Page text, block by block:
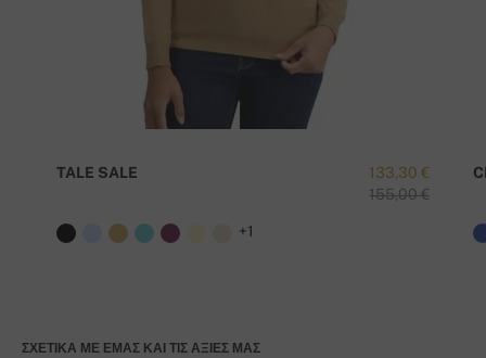
133,30 €
155,00 €
TALE SALE
+1
ΣΧΕΤΙΚΆ ΜΕ ΕΜΆΣ ΚΑΙ ΤΙΣ ΑΞΊΕΣ ΜΑΣ